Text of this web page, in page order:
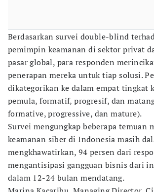
Berdasarkan survei double-blind
pemimpin keamanan di sektor privat
pasar global, para responden
penerapan mereka untuk tiap solusi.
dikategorikan ke dalam empat tingkat
pemula, formatif, progresif, dan
formative, progressive, dan mature).
Survei mengungkap beberapa temuan
keamanan siber di Indonesia masih
mengkhawatirkan, 94 persen dari
mengantisipasi gangguan bisnis dari
dalam 12-24 bulan mendatang.